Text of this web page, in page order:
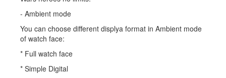
- Ambient mode
You can choose different displya format in Ambient mode
of watch face:
* Full watch face
* Simple Digital